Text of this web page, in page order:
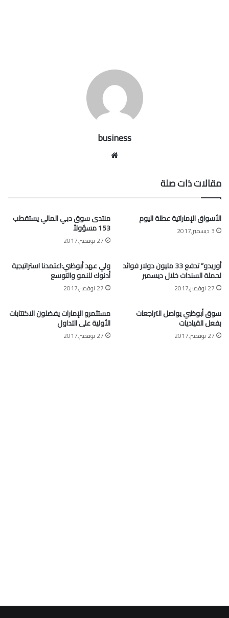
business
مقالات ذات صلة
الأسواق الإماراتية عطلة اليوم
3 ديسمبر,2017
منتدى سوق دبي المالي يستقطب
153 مسؤولاً
27 نوفمبر,2017
أوريدو” تدفع 33 مليون دولار فوائد
لحملة السندات خلال ديسمبر
27 نوفمبر,2017
ولي عهد أبوظبي:اعتمدنا استراتيجية
أدنوك للنمو والتوسع
27 نوفمبر,2017
سوق أبوظبي يواصل التراجعات
بفعل القياديات
27 نوفمبر,2017
مستثمرو الإمارات يفضلون الاكتتابات
الأولية على التداول
27 نوفمبر,2017